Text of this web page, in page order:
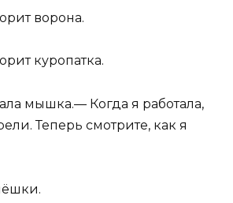
ворона.
куропатка.
мышка.— Когда я работала,
Теперь смотрите, как я